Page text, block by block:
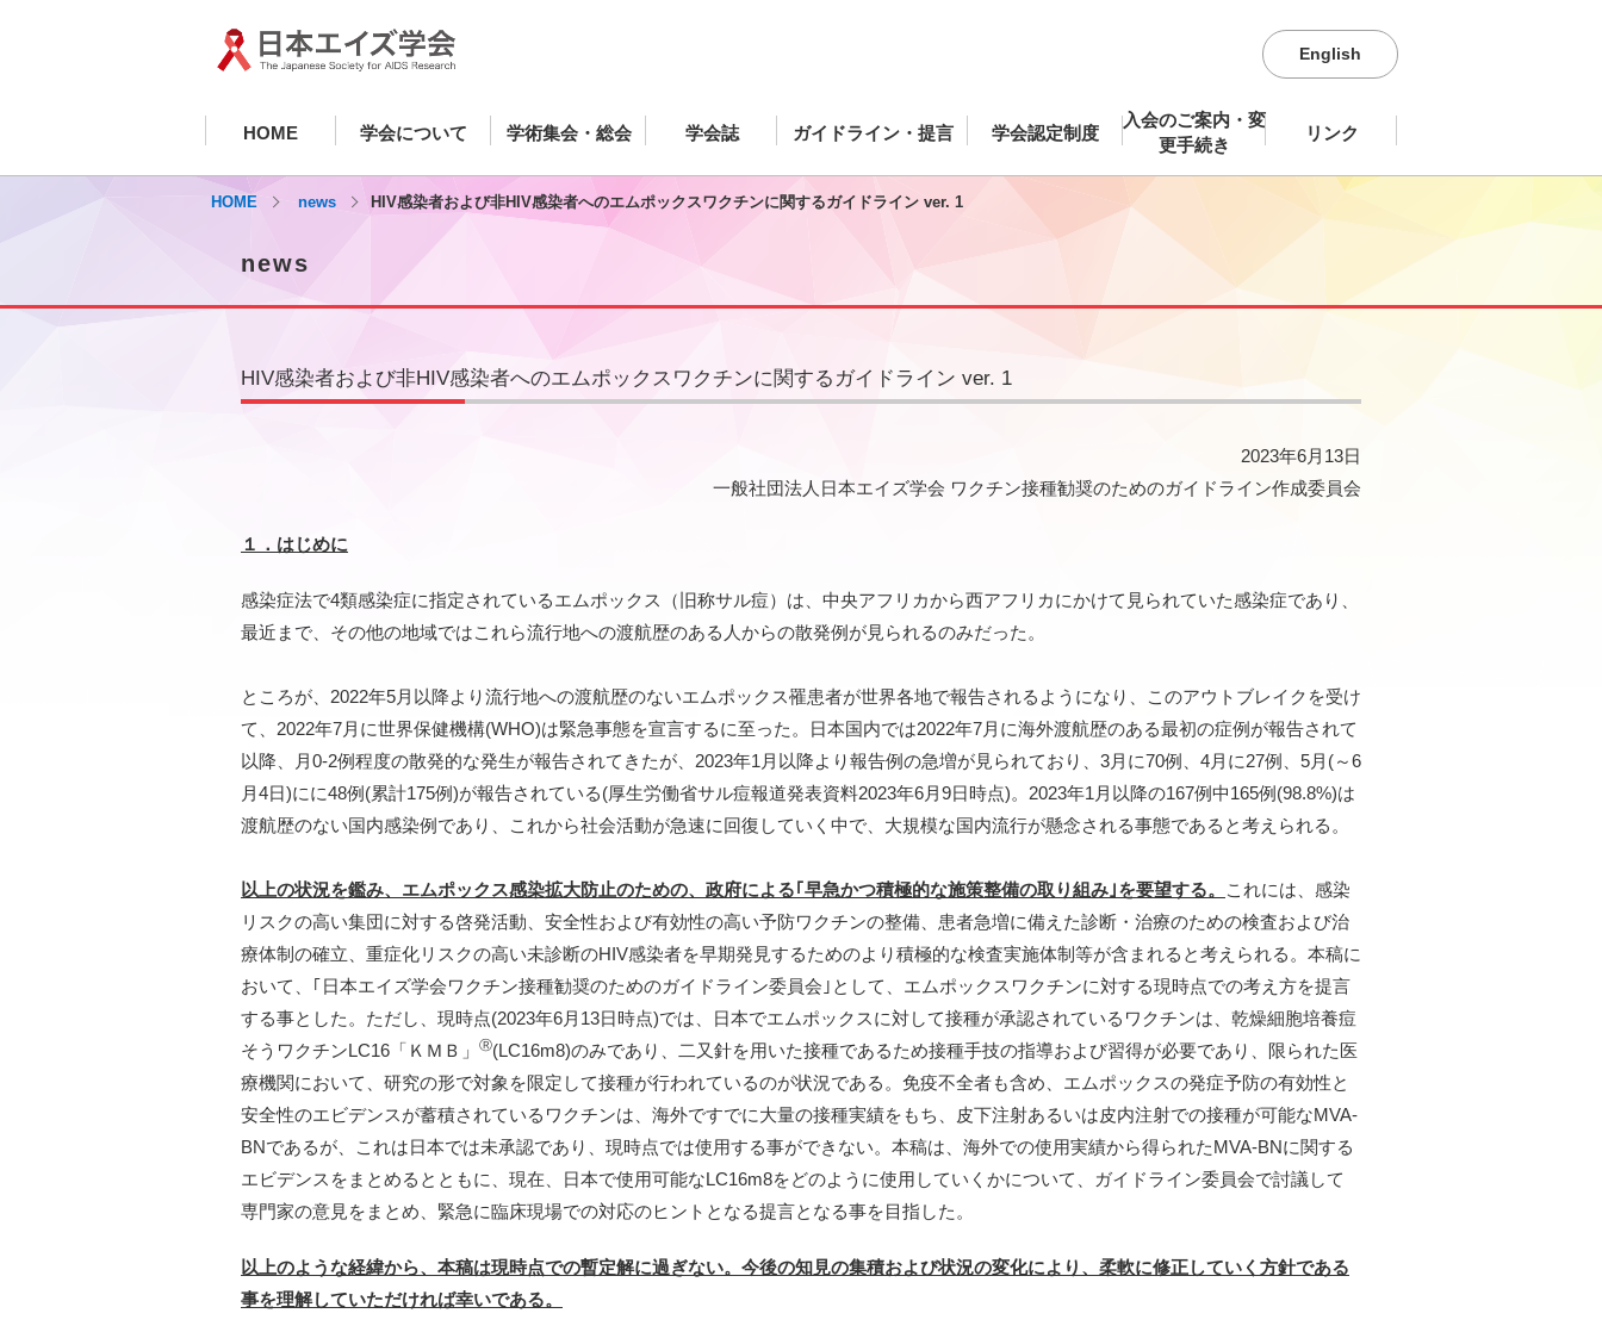
English
HOME 学会について 学術集会・総会 学会誌 ガイドライン・提言 学会認定制度
入会のご案内・変
更手続き
リンク
HOME news HIV感染者および非HIV感染者へのエムポックスワクチンに関するガイドライン ver. 1
news
HIV感染者および非HIV感染者へのエムポックスワクチンに関するガイドライン ver. 1
2023年6月13日
一般社団法人日本エイズ学会 ワクチン接種勧奨のためのガイドライン作成委員会
１．はじめに
感染症法で4類感染症に指定されているエムポックス（旧称サル痘）は、中央アフリカから西アフリカにかけて見られていた感染症であり、
最近まで、その他の地域ではこれら流行地への渡航歴のある人からの散発例が見られるのみだった。
ところが、2022年5月以降より流行地への渡航歴のないエムポックス罹患者が世界各地で報告されるようになり、このアウトブレイクを受け
て、2022年7月に世界保健機構(WHO)は緊急事態を宣言するに至った。日本国内では2022年7月に海外渡航歴のある最初の症例が報告されて
以降、月0-2例程度の散発的な発生が報告されてきたが、2023年1月以降より報告例の急増が見られており、3月に70例、4月に27例、5月(～6
月4日)にに48例(累計175例)が報告されている(厚生労働省サル痘報道発表資料2023年6月9日時点)。2023年1月以降の167例中165例(98.8%)は
渡航歴のない国内感染例であり、これから社会活動が急速に回復していく中で、大規模な国内流行が懸念される事態であると考えられる。
以上の状況を鑑み、エムポックス感染拡大防止のための、政府による｢早急かつ積極的な施策整備の取り組み｣を要望する。
これには、感染
リスクの高い集団に対する啓発活動、安全性および有効性の高い予防ワクチンの整備、患者急増に備えた診断・治療のための検査および治
療体制の確立、重症化リスクの高い未診断のHIV感染者を早期発見するためのより積極的な検査実施体制等が含まれると考えられる。本稿に
おいて、｢日本エイズ学会ワクチン接種勧奨のためのガイドライン委員会｣として、エムポックスワクチンに対する現時点での考え方を提言
する事とした。ただし、現時点(2023年6月13日時点)では、日本でエムポックスに対して接種が承認されているワクチンは、乾燥細胞培養痘
そうワクチンLC16「ＫＭＢ」
Ⓡ(LC16m8)のみであり、二又針を用いた接種であるため接種手技の指導および習得が必要であり、限られた医
療機関において、研究の形で対象を限定して接種が行われているのが状況である。免疫不全者も含め、エムポックスの発症予防の有効性と
安全性のエビデンスが蓄積されているワクチンは、海外ですでに大量の接種実績をもち、皮下注射あるいは皮内注射での接種が可能なMVA-
BNであるが、これは日本では未承認であり、現時点では使用する事ができない。本稿は、海外での使用実績から得られたMVA-BNに関する
エビデンスをまとめるとともに、現在、日本で使用可能なLC16m8をどのように使用していくかについて、ガイドライン委員会で討議して
専門家の意見をまとめ、緊急に臨床現場での対応のヒントとなる提言となる事を目指した。
以上のような経緯から、本稿は現時点での暫定解に過ぎない。今後の知見の集積および状況の変化により、柔軟に修正していく方針である
事を理解していただければ幸いである。